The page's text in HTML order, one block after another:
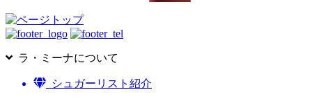
ラ・ミーナについて
シュガーリスト紹介